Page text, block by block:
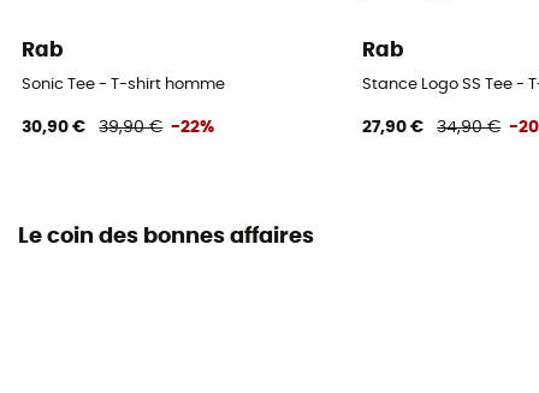
Rab
Sonic Tee - T-shirt homme
30,90 € 39,90 € -22%
Rab
Stance Logo SS Tee -
27,90 € 34,90 € -
Le coin des bonnes affaires